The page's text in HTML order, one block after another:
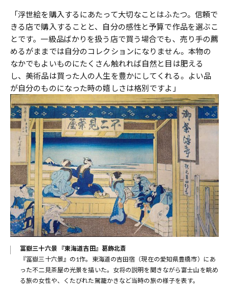
「浮世絵を購入するにあたって大切なことはふたつ。信頼で
きる店で購入することと、自分の感性と予算で作品を選ぶこ
とです。一級品ばかりを扱う店で買う場合でも、売り手の薦
めるがままでは自分のコレクションになりません。本物の
なかでもよいものにたくさん触れれば自然と目は肥える
し、美術品は買った人の人生を豊かにしてくれる。よい品
が自分のものになった時の嬉しさは格別ですよ」
冨嶽三十六景 『東海道吉田』葛飾北斎
『冨嶽三十六景』の1作。東海道の吉田宿（現在の愛知県豊橋市）にあ
った不二見茶屋の光景を描いた。女将の説明を聞きながら富士山を眺め
る旅の女性や、くたびれた駕籠かきなど当時の旅の様子を表す。